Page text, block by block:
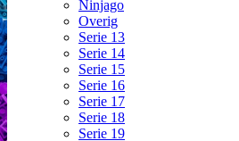
Ninjago
Overig
Serie 13
Serie 14
Serie 15
Serie 16
Serie 17
Serie 18
Serie 19